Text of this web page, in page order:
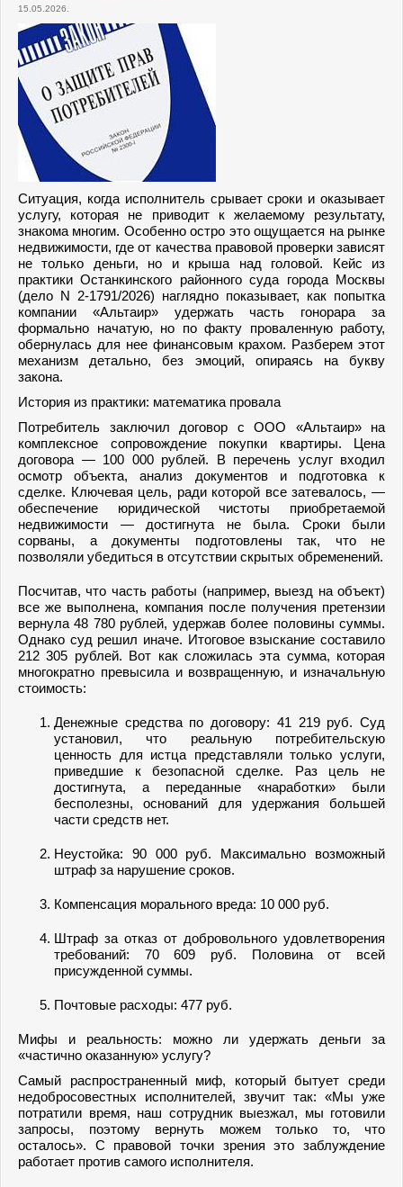
15.05.2026.
Ситуация, когда исполнитель срывает сроки и оказывает
услугу, которая не приводит к желаемому результату,
знакома многим. Особенно остро это ощущается на рынке
недвижимости, где от качества правовой проверки зависят
не только деньги, но и крыша над головой. Кейс из
практики Останкинского районного суда города Москвы
(дело N 2-1791/2026) наглядно показывает, как попытка
компании «Альтаир» удержать часть гонорара за
формально начатую, но по факту проваленную работу,
обернулась для нее финансовым крахом. Разберем этот
механизм детально, без эмоций, опираясь на букву
закона.
История из практики: математика провала
Потребитель заключил договор с ООО «Альтаир» на
комплексное сопровождение покупки квартиры. Цена
договора — 100 000 рублей. В перечень услуг входил
осмотр объекта, анализ документов и подготовка к
сделке. Ключевая цель, ради которой все затевалось, —
обеспечение юридической чистоты приобретаемой
недвижимости — достигнута не была. Сроки были
сорваны, а документы подготовлены так, что не
позволяли убедиться в отсутствии скрытых обременений.
Посчитав, что часть работы (например, выезд на объект)
все же выполнена, компания после получения претензии
вернула 48 780 рублей, удержав более половины суммы.
Однако суд решил иначе. Итоговое взыскание составило
212 305 рублей. Вот как сложилась эта сумма, которая
многократно превысила и возвращенную, и изначальную
стоимость:
Денежные средства по договору: 41 219 руб. Суд
установил, что реальную потребительскую
ценность для истца представляли только услуги,
приведшие к безопасной сделке. Раз цель не
достигнута, а переданные «наработки» были
бесполезны, оснований для удержания большей
части средств нет.
Неустойка: 90 000 руб. Максимально возможный
штраф за нарушение сроков.
Компенсация морального вреда: 10 000 руб.
Штраф за отказ от добровольного удовлетворения
требований: 70 609 руб. Половина от всей
присужденной суммы.
Почтовые расходы: 477 руб.
Мифы и реальность: можно ли удержать деньги за
«частично оказанную» услугу?
Самый распространенный миф, который бытует среди
недобросовестных исполнителей, звучит так: «Мы уже
потратили время, наш сотрудник выезжал, мы готовили
запросы, поэтому вернуть можем только то, что
осталось». С правовой точки зрения это заблуждение
работает против самого исполнителя.